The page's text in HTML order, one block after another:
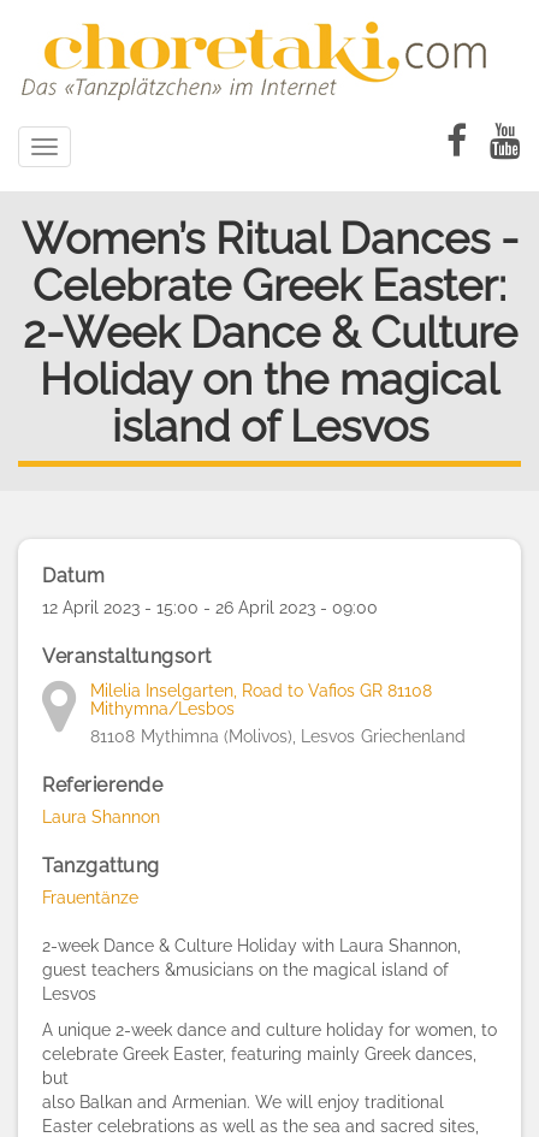
Toggle
navigation
Women’s Ritual Dances -
Celebrate Greek Easter:
2-Week Dance & Culture
Holiday on the magical
island of Lesvos
Datum
12 April 2023 - 15:00 - 26 April 2023 - 09:00
Veranstaltungsort
Milelia Inselgarten, Road to Vafios GR 81108
Mithymna/Lesbos
81108 Mythimna (Molivos), Lesvos Griechenland
Referierende
Laura Shannon
Tanzgattung
Frauentänze
2-week Dance & Culture Holiday with Laura Shannon,
guest teachers &musicians on the magical island of
Lesvos
A unique 2-week dance and culture holiday for women, to
celebrate Greek Easter, featuring mainly Greek dances,
but
also Balkan and Armenian. We will enjoy traditional
Easter celebrations as well as the sea and sacred sites,